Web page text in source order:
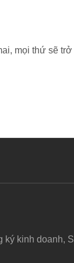
mọi thứ sẽ trở
ký kinh doanh,